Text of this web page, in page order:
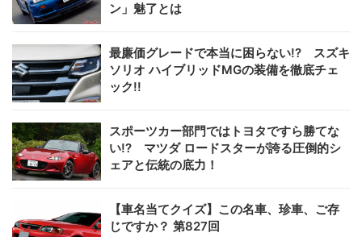
ン」魅了とは
最廉価グレードで本当に困らない!? スズキ
ソリオ ハイブリッドMGの装備を徹底チェ
ック!!
スポーツカー部門ではトヨタですら勝てな
い!? マツダ ロードスターが誇る圧倒的シ
ェアと伝統の底力！
【車名当てクイズ】この名車、珍車、ご存
じですか？ 第827回